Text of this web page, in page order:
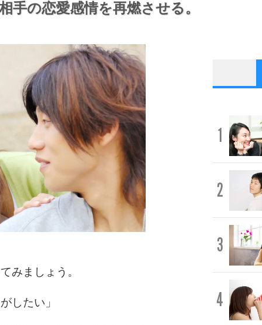
手の恋愛感情を再燃させる。
みましょう。
したい」
1
2
3
4